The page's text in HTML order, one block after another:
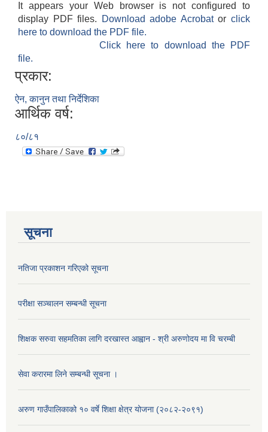
It appears your Web browser is not configured to
display PDF files.
Download adobe Acrobatorclick
here to download the PDF file.
Click here to download the PDF
file.
प्रकार:
ऐन, कानुन तथा निर्देशिका
आर्थिक वर्ष:
८०/८१
सूचना
नतिजा प्रकाशन गरिएको सूचना
परीक्षा सञ्चालन सम्बन्धी सूचना
शिक्षक सरुवा सहमतिका लागि दरखास्त आह्वान - श्री अरुणोदय मा वि चरम्बी
सेवा करारमा लिने सम्बन्धी सूचना ।
अरुण गाउँपालिकाको १० वर्षे शिक्षा क्षेत्र योजना (२०८२-२०९१)